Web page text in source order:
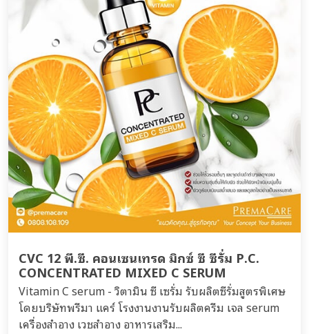
CVC 12 พี.ซี. คอนเซนเทรด มิกซ์ ซี ซีรั่ม P.C.
CONCENTRATED MIXED C SERUM
Vitamin C serum - วิตามิน ซี เซรั่ม รับผลิตซีรั่มสูตรพิเศษ
โดยบริษัทพรีมา แคร์ โรงงานงานรับผลิตครีม เจล serum
เครื่องสำอาง เวชสำอาง อาหารเสริม...